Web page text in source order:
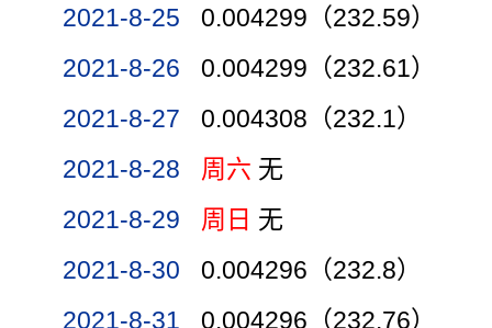
2021-8-25
0.004299（232.59）
2021-8-26
0.004299（232.61）
2021-8-27
0.004308（232.1）
2021-8-28
周六 无
2021-8-29
周日 无
2021-8-30
0.004296（232.8）
2021-8-31
0.004296（232.76）